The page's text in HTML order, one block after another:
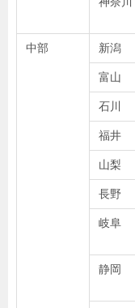
中部 新潟
富山
石川
福井
山梨
長野
岐阜
静岡